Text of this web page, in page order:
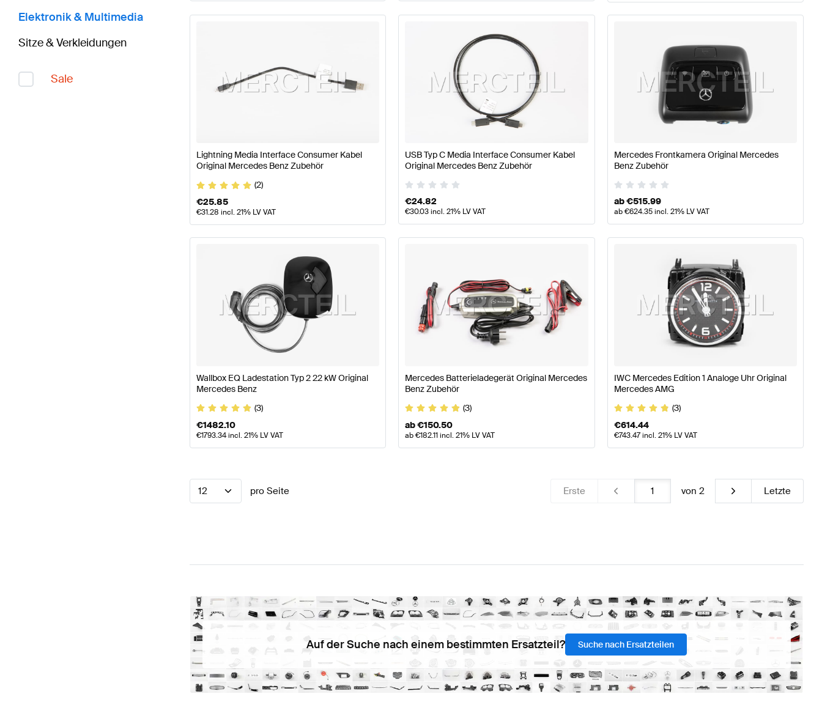
Elektronik & Multimedia
Sitze & Verkleidungen
Sale
Lightning Media Interface Consumer Kabel
Original Mercedes Benz Zubehör
(2)
€25.85
€31.28 incl. 21% LV VAT
USB Typ C Media Interface Consumer Kabel
Original Mercedes Benz Zubehör
€24.82
€30.03incl. 21% LV VAT
Mercedes Frontkamera Original Mercedes
Benz Zubehör
ab€515.99
ab€624.35incl. 21% LV VAT
Wallbox EQ Ladestation Typ 2 22 kW Original
Mercedes Benz
(3)
€1482.10
€1793.34incl. 21% LV VAT
Mercedes Batterieladegerät Original Mercedes
Benz Zubehör
(3)
ab€150.50
ab€182.11incl. 21% LV VAT
IWC Mercedes Edition 1 Analoge Uhr Original
Mercedes AMG
(3)
€614.44
€743.47incl. 21% LV VAT
12 pro Seite Erste von 2 Letzte
Auf der Suche nach einem bestimmten Ersatzteil? Suche nach Ersatzteilen